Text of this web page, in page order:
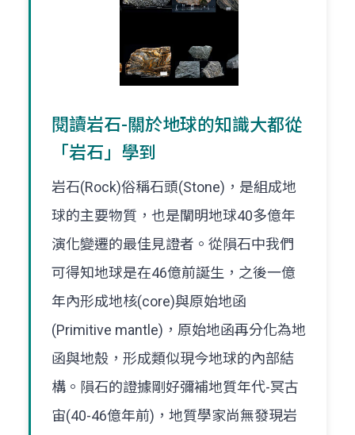
閱讀岩石-關於地球的知識大都從
「岩石」學到
岩石(Rock)俗稱石頭(Stone)，是組成地
球的主要物質，也是闡明地球40多億年
演化變遷的最佳見證者。從隕石中我們
可得知地球是在46億前誕生，之後一億
年內形成地核(core)與原始地函
(Primitive mantle)，原始地函再分化為地
函與地殼，形成類似現今地球的內部結
構。隕石的證據剛好彌補地質年代-冥古
宙(40-46億年前)，地質學家尚無發現岩